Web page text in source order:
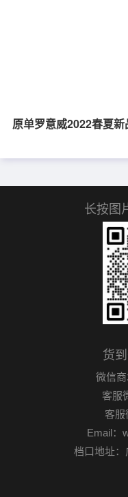
原单罗意威2022春夏
长按图
货
微信
客服
客服
Email：
档口地址：